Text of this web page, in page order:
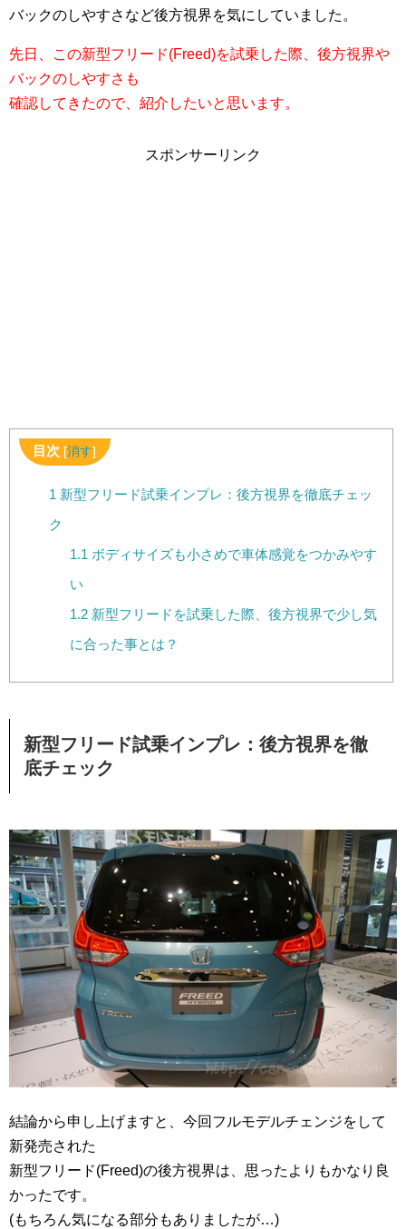
バックのしやすさなど後方視界を気にしていました。
先日、この新型フリード(Freed)を試乗した際、後方視界や
バックのしやすさも
確認してきたので、紹介したいと思います。
スポンサーリンク
目次 [消す]
1 新型フリード試乗インプレ：後方視界を徹底チェッ
ク
1.1 ボディサイズも小さめで車体感覚をつかみやす
い
1.2 新型フリードを試乗した際、後方視界で少し気
に合った事とは？
新型フリード試乗インプレ：後方視界を徹
底チェック
結論から申し上げますと、今回フルモデルチェンジをして
新発売された
新型フリード(Freed)の後方視界は、思ったよりもかなり良
かったです。
(もちろん気になる部分もありましたが…)